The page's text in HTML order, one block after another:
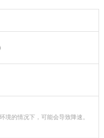
境的情况下，可能会导致降速。